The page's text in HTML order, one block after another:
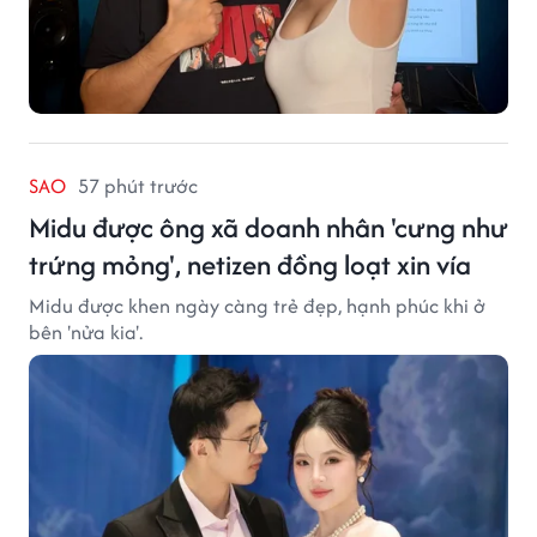
SAO 57 phút trước
Midu được ông xã doanh nhân 'cưng như
trứng mỏng', netizen đồng loạt xin vía
Midu được khen ngày càng trẻ đẹp, hạnh phúc khi ở
bên 'nửa kia'.